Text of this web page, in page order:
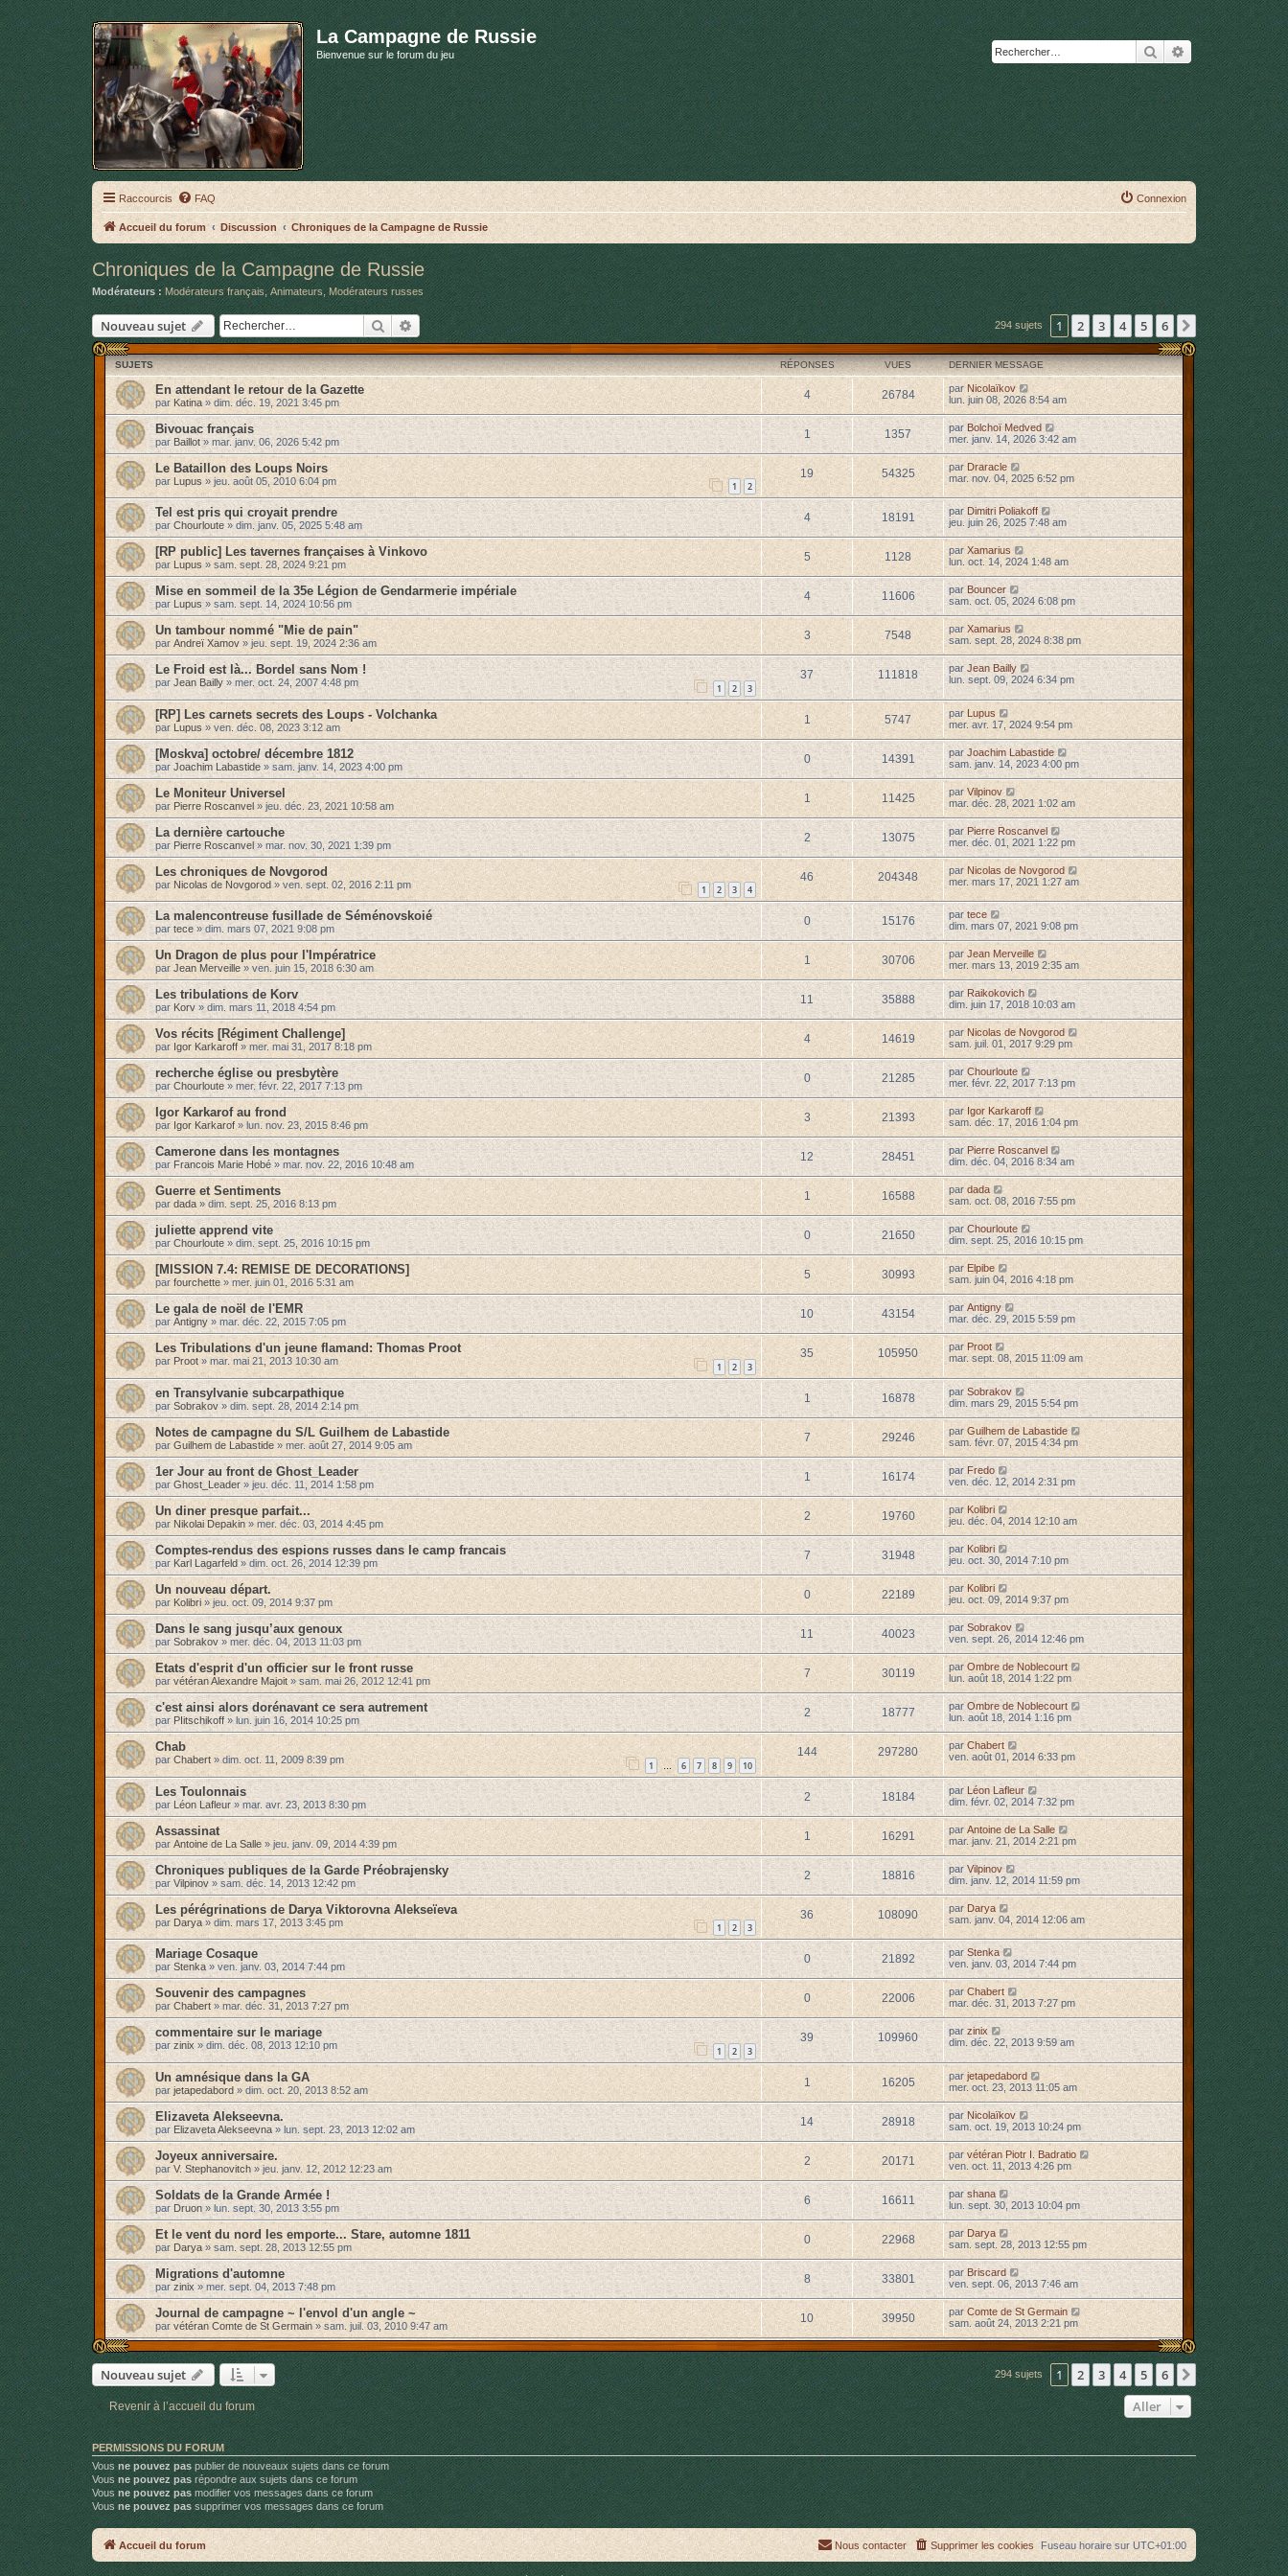
La Campagne de Russie
Bienvenue sur le forum du jeu RechercherRecherche
Raccourcis FAQ Connexion
Accueil du forum Discussion Chroniques de la Campagne de Russie
Chroniques de la Campagne de Russie
Modérateurs : Modérateurs français, Animateurs,Modérateurs russes
Nouveau sujet RechercherRecherche avancée 294 sujets 1 2 3 4 5 6 Suivant
SUJETS RÉPONSES VUES DERNIER MESSAGE
En attendant le retour de la Gazette
par Katina » dim. déc. 19, 2021 3:45 pm
4 26784 par Nicolaïkov
lun. juin 08, 2026 8:54 am
Bivouac français
par Baillot» mar. janv. 06, 2026 5:42 pm
1 1357 par Bolchoï Medved
mer. janv. 14, 2026 3:42 am
Le Bataillon des Loups Noirs
par Lupus » jeu. août 05, 2010 6:04 pm 1 2
19 54325 par Draracle
mar. nov. 04, 2025 6:52 pm
Tel est pris qui croyait prendre
par Chourloute » dim. janv. 05, 2025 5:48 am
4 18191 par Dimitri Poliakoff
jeu. juin 26, 2025 7:48 am
[RP public] Les tavernes françaises à Vinkovo
par Lupus » sam. sept. 28, 2024 9:21 pm
5 1128 par Xamarius
lun. oct. 14, 2024 1:48 am
Mise en sommeil de la 35e Légion de Gendarmerie impériale
par Lupus» sam. sept. 14, 2024 10:56 pm
4 11606 par Bouncer
sam. oct. 05, 2024 6:08 pm
Un tambour nommé "Mie de pain"
par Andreï Xamov » jeu. sept. 19, 2024 2:36 am
3 7548 par Xamarius
sam. sept. 28, 2024 8:38 pm
Le Froid est là... Bordel sans Nom !
par Jean Bailly » mer. oct. 24, 2007 4:48 pm 1 2 3
37 111818 parJean Bailly
lun. sept. 09, 2024 6:34 pm
[RP] Les carnets secrets des Loups - Volchanka
par Lupus » ven. déc. 08, 2023 3:12 am
1 5747 par Lupus
mer. avr. 17, 2024 9:54 pm
[Moskva] octobre/ décembre 1812
par Joachim Labastide » sam. janv. 14, 2023 4:00 pm
0 14391 parJoachim Labastide
sam. janv. 14, 2023 4:00 pm
Le Moniteur Universel
par Pierre Roscanvel » jeu. déc. 23, 2021 10:58 am
1 11425 par Vilpinov
mar. déc. 28, 2021 1:02 am
La dernière cartouche
par Pierre Roscanvel» mar. nov. 30, 2021 1:39 pm
2 13075 par Pierre Roscanvel
mer. déc. 01, 2021 1:22 pm
Les chroniques de Novgorod
par Nicolas de Novgorod » ven. sept. 02, 2016 2:11 pm 1 2 3 4
46 204348 par Nicolas de Novgorod
mer. mars 17, 2021 1:27 am
La malencontreuse fusillade de Séménovskoié
par tece »dim. mars 07, 2021 9:08 pm
0 15176 partece
dim. mars 07, 2021 9:08 pm
Un Dragon de plus pour l'Impératrice
par Jean Merveille » ven. juin 15, 2018 6:30 am
1 30706 par Jean Merveille
mer. mars 13, 2019 2:35 am
Les tribulations de Korv
par Korv » dim. mars 11, 2018 4:54 pm
11 35888 par Raikokovich
dim. juin 17, 2018 10:03 am
Vos récits [Régiment Challenge]
par Igor Karkaroff »mer. mai 31, 2017 8:18 pm
4 14619 par Nicolas de Novgorod
sam. juil. 01, 2017 9:29 pm
recherche église ou presbytère
par Chourloute » mer. févr. 22, 2017 7:13 pm
0 21285 parChourloute
mer. févr. 22, 2017 7:13 pm
Igor Karkarof au frond
par Igor Karkarof» lun. nov. 23, 2015 8:46 pm
3 21393 par Igor Karkaroff
sam. déc. 17, 2016 1:04 pm
Camerone dans les montagnes
par Francois Marie Hobé» mar. nov. 22, 2016 10:48 am
12 28451 par Pierre Roscanvel
dim. déc. 04, 2016 8:34 am
Guerre et Sentiments
par dada» dim. sept. 25, 2016 8:13 pm
1 16588 par dada
sam. oct. 08, 2016 7:55 pm
juliette apprend vite
par Chourloute » dim. sept. 25, 2016 10:15 pm
0 21650 parChourloute
dim. sept. 25, 2016 10:15 pm
[MISSION 7.4: REMISE DE DECORATIONS]
par fourchette » mer. juin 01, 2016 5:31 am
5 30993 par Elpibe
sam. juin 04, 2016 4:18 pm
Le gala de noël de l'EMR
par Antigny » mar. déc. 22, 2015 7:05 pm
10 43154 parAntigny
mar. déc. 29, 2015 5:59 pm
Les Tribulations d'un jeune flamand: Thomas Proot
par Proot »mar. mai 21, 2013 10:30 am 1 2 3
35 105950 par Proot
mar. sept. 08, 2015 11:09 am
en Transylvanie subcarpathique
par Sobrakov» dim. sept. 28, 2014 2:14 pm
1 16878 parSobrakov
dim. mars 29, 2015 5:54 pm
Notes de campagne du S/L Guilhem de Labastide
par Guilhem de Labastide » mer. août 27, 2014 9:05 am
7 29246 par Guilhem de Labastide
sam. févr. 07, 2015 4:34 pm
1er Jour au front de Ghost_Leader
par Ghost_Leader » jeu. déc. 11, 2014 1:58 pm
1 16174 par Fredo
ven. déc. 12, 2014 2:31 pm
Un diner presque parfait...
par Nikolai Depakin» mer. déc. 03, 2014 4:45 pm
2 19760 par Kolibri
jeu. déc. 04, 2014 12:10 am
Comptes-rendus des espions russes dans le camp francais
par Karl Lagarfeld » dim. oct. 26, 2014 12:39 pm
7 31948 par Kolibri
jeu. oct. 30, 2014 7:10 pm
Un nouveau départ.
par Kolibri »jeu. oct. 09, 2014 9:37 pm
0 22189 par Kolibri
jeu. oct. 09, 2014 9:37 pm
Dans le sang jusqu’aux genoux
par Sobrakov» mer. déc. 04, 2013 11:03 pm
11 40023 parSobrakov
ven. sept. 26, 2014 12:46 pm
Etats d'esprit d'un officier sur le front russe
par vétéran Alexandre Majoit»sam. mai 26, 2012 12:41 pm
7 30119 par Ombre de Noblecourt
lun. août 18, 2014 1:22 pm
c'est ainsi alors dorénavant ce sera autrement
par PIitschikoff » lun. juin 16, 2014 10:25 pm
2 18777 parOmbre de Noblecourt
lun. août 18, 2014 1:16 pm
Chab
par Chabert » dim. oct. 11, 2009 8:39 pm 1 … 6 7 8 9 10
144 297280 par Chabert
ven. août 01, 2014 6:33 pm
Les Toulonnais
par Léon Lafleur » mar. avr. 23, 2013 8:30 pm
2 18184 par Léon Lafleur
dim. févr. 02, 2014 7:32 pm
Assassinat
par Antoine de La Salle» jeu. janv. 09, 2014 4:39 pm
1 16291 par Antoine de La Salle
mar. janv. 21, 2014 2:21 pm
Chroniques publiques de la Garde Préobrajensky
par Vilpinov » sam. déc. 14, 2013 12:42 pm
2 18816 parVilpinov
dim. janv. 12, 2014 11:59 pm
Les pérégrinations de Darya Viktorovna Alekseïeva
par Darya » dim. mars 17, 2013 3:45 pm 1 2 3
36 108090 par Darya
sam. janv. 04, 2014 12:06 am
Mariage Cosaque
par Stenka » ven. janv. 03, 2014 7:44 pm
0 21892 parStenka
ven. janv. 03, 2014 7:44 pm
Souvenir des campagnes
par Chabert » mar. déc. 31, 2013 7:27 pm
0 22006 par Chabert
mar. déc. 31, 2013 7:27 pm
commentaire sur le mariage
par zinix » dim. déc. 08, 2013 12:10 pm 1 2 3
39 109960 parzinix
dim. déc. 22, 2013 9:59 am
Un amnésique dans la GA
par jetapedabord» dim. oct. 20, 2013 8:52 am
1 16205 par jetapedabord
mer. oct. 23, 2013 11:05 am
Elizaveta Alekseevna.
par Elizaveta Alekseevna» lun. sept. 23, 2013 12:02 am
14 28918 par Nicolaïkov
sam. oct. 19, 2013 10:24 pm
Joyeux anniversaire.
par V. Stephanovitch »jeu. janv. 12, 2012 12:23 am
2 20171 par vétéran Piotr I. Badratio
ven. oct. 11, 2013 4:26 pm
Soldats de la Grande Armée !
par Druon» lun. sept. 30, 2013 3:55 pm
6 16611 parshana
lun. sept. 30, 2013 10:04 pm
Et le vent du nord les emporte... Stare, automne 1811
par Darya » sam. sept. 28, 2013 12:55 pm
0 22968 par Darya
sam. sept. 28, 2013 12:55 pm
Migrations d'automne
par zinix »mer. sept. 04, 2013 7:48 pm
8 33801 par Briscard
ven. sept. 06, 2013 7:46 am
Journal de campagne ~ l'envol d'un angle ~
par vétéran Comte de St Germain» sam. juil. 03, 2010 9:47 am
10 39950 par Comte de St Germain
sam. août 24, 2013 2:21 pm
Nouveau sujet 294 sujets 1 2 3 4 5 6 Suivant
Revenir à l’accueil du forum Aller
PERMISSIONS DU FORUM
Vous ne pouvez pas publier de nouveaux sujets dans ce forum
Vousne pouvez pas répondre aux sujets dans ce forum
Vous ne pouvez pas modifier vos messages dans ce forum
Vous ne pouvez passupprimer vos messages dans ce forum
Accueil du forum Fuseau horaire sur UTC+01:00
Supprimer les cookies
Nous contacter